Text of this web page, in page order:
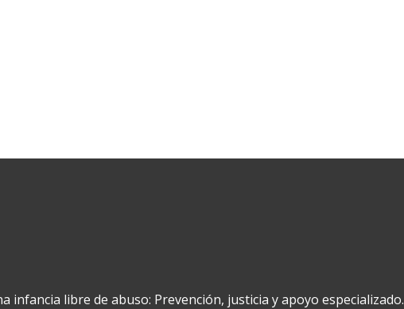
infancia libre de abuso: Prevención, justicia y apoyo especializado.